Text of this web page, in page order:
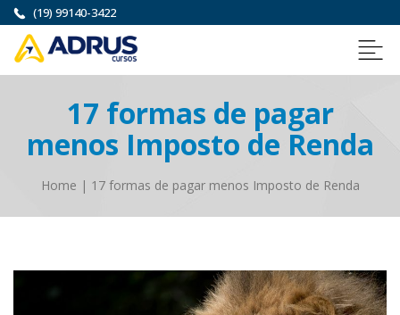
(19) 99140-3422
17 formas de pagar
menos Imposto de Renda
Home | 17 formas de pagar menos Imposto de Renda